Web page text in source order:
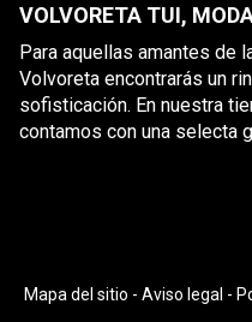
VOLVORETA TUI,
Para aquellas amantes de
Volvoreta encontrarás un
sofisticación. En nuestra
contamos con una selecta
Mapa del sitio - Aviso legal -